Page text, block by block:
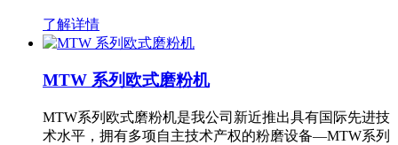
了解详情
MTW 系列欧式磨粉机
MTW系列欧式磨粉机是我公司新近推出具有国际先进技
术水平，拥有多项自主技术产权的粉磨设备—MTW系列